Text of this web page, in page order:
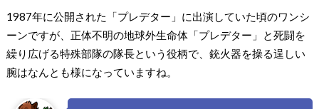
1987年に公開された「プレデター」に出演していた頃のワンシ
ーンですが、正体不明の地球外生命体「プレデター」と死闘を
繰り広げる特殊部隊の隊長という役柄で、銃火器を操る逞しい
腕はなんとも様になっていますね。